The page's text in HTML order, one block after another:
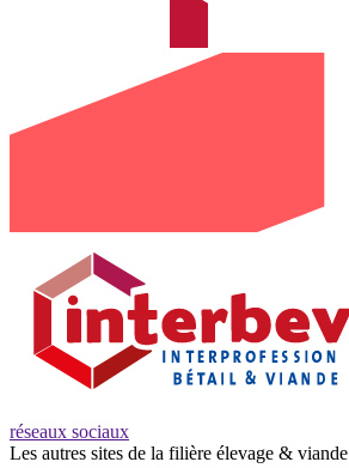
réseaux sociaux
Les autres sites de la filière élevage & viande